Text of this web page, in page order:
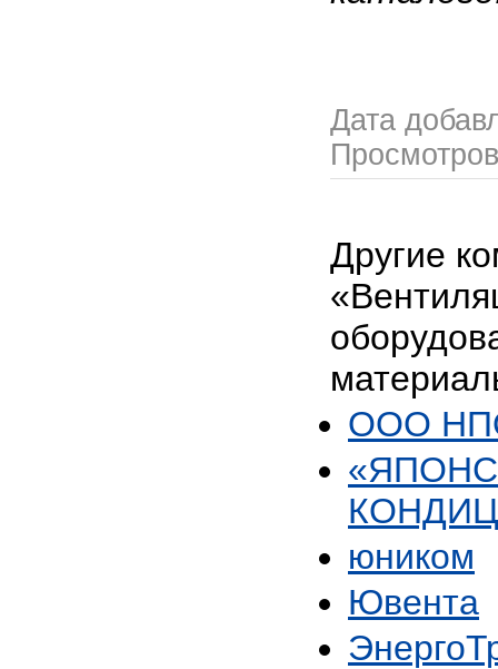
Дата
Другие
ООО
юником
Ювента